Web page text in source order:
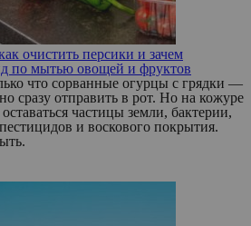
очистить персики и зачем
по мытью овощей и фруктов
что сорванные огурцы с грядки —
сразу отправить в рот. Но на кожуре
частицы земли, бактерии,
и воскового покрытия.